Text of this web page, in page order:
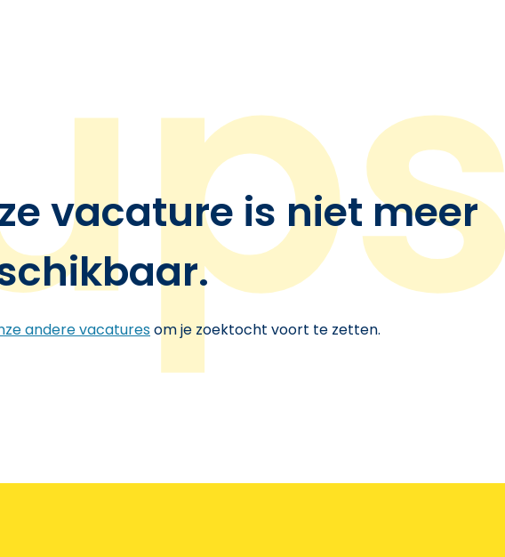
vacature is niet meer
andere vacaturesom je zoektocht voort te zetten.